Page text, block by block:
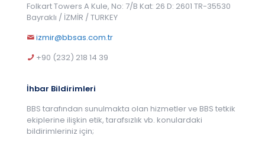
Folkart Towers A Kule, No: 7/B Kat: 26 D: 2601 TR-35530
Bayraklı / İZMİR / TURKEY
izmir@bbsas.com.tr
+90 (232) 218 14 39
İhbar Bildirimleri
BBS tarafından sunulmakta olan hizmetler ve BBS tetkik
ekiplerine ilişkin etik, tarafsızlık vb. konulardaki
bildirimleriniz için;